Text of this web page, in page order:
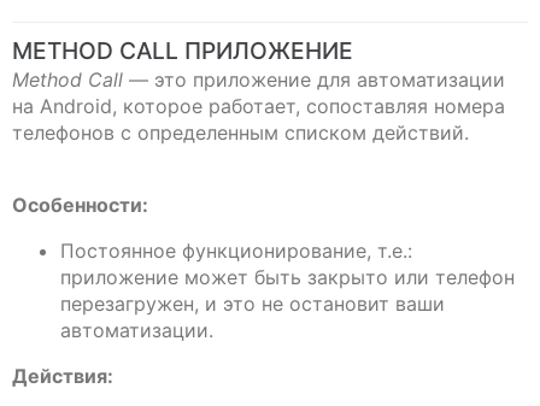
METHOD CALL ПРИЛОЖЕНИЕ
Method Call — это приложение для автоматизации
на Android, которое работает, сопоставляя номера
телефонов с определенным списком действий.
Особенности:
Постоянное функционирование, т.е.:
приложение может быть закрыто или телефон
перезагружен, и это не остановит ваши
автоматизации.
Действия: